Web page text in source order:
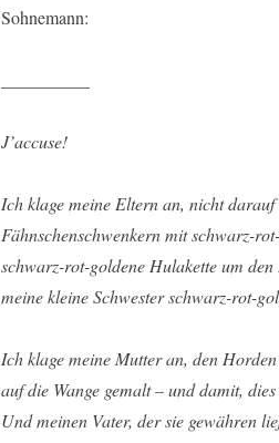
Sohnemann:
J’accuse!
Ich klage meine Eltern an, nicht
Fähnschenschwenkern mit schwarz-
schwarz-rot-goldene Hulakette um
meine kleine Schwester schwarz-rot-
Ich klage meine Mutter an, den
auf die Wange gemalt – und damit,
Und meinen Vater, der sie gewähren